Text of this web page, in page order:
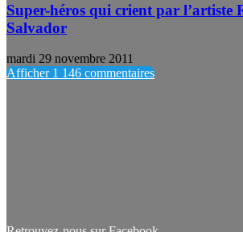
Super-héros qui crient par l’artiste
Salvador
mardi 29 novembre 2011
Afficher 1 146 commentaires